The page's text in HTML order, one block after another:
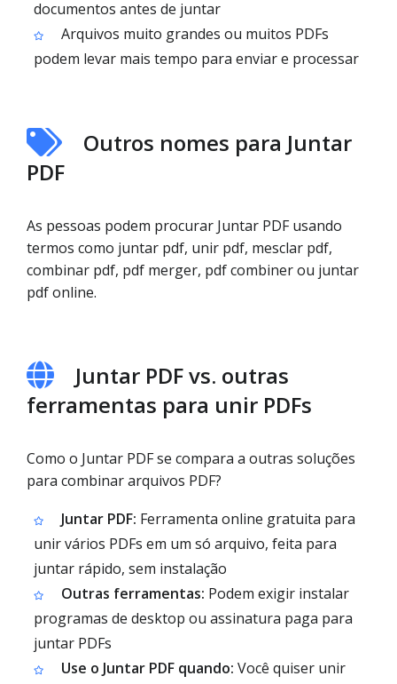
documentos antes de juntar
Arquivos muito grandes ou muitos PDFs
podem levar mais tempo para enviar e processar
Outros nomes para Juntar
PDF
As pessoas podem procurar Juntar PDF usando
termos como juntar pdf, unir pdf, mesclar pdf,
combinar pdf, pdf merger, pdf combiner ou juntar
pdf online.
Juntar PDF vs. outras
ferramentas para unir PDFs
Como o Juntar PDF se compara a outras soluções
para combinar arquivos PDF?
Juntar PDF: Ferramenta online gratuita para
unir vários PDFs em um só arquivo, feita para
juntar rápido, sem instalação
Outras ferramentas: Podem exigir instalar
programas de desktop ou assinatura paga para
juntar PDFs
Use o Juntar PDF quando: Você quiser unir